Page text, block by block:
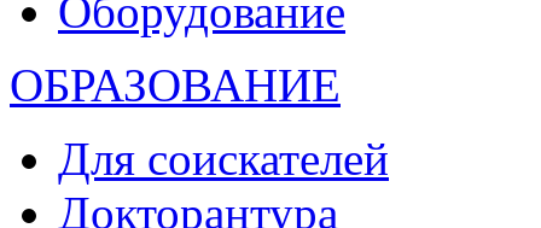
Оборудование
ОБРАЗОВАНИЕ
Для соискателей
Докторантура